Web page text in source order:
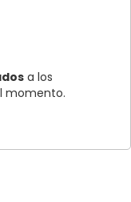
a los
momento.